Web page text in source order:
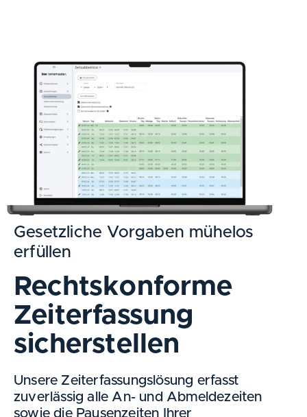
Gesetzliche Vorgaben mühelos
erfüllen
Rechtskonforme
Zeiterfassung
sicherstellen
Unsere Zeiterfassungslösung erfasst
zuverlässig alle An- und Abmeldezeiten
sowie die Pausenzeiten Ihrer